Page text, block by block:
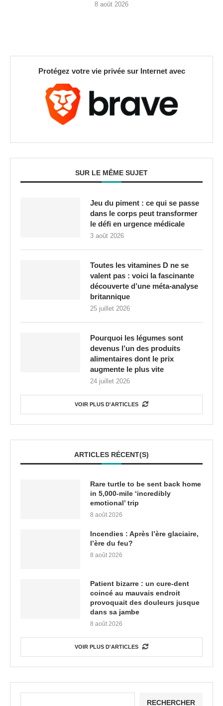
8 août 2026
Protégez votre vie privée sur Internet avec
SUR LE MÊME SUJET
Jeu du piment : ce qui se passe
dans le corps peut transformer
le défi en urgence médicale
3 août 2026
Toutes les vitamines D ne se
valent pas : voici la fascinante
découverte d’une méta-analyse
britannique
25 juillet 2026
Pourquoi les légumes sont
devenus l’un des produits
alimentaires dont le prix
augmente le plus vite
24 juillet 2026
VOIR PLUS D'ARTICLES
ARTICLES RÉCENT(S)
Rare turtle to be sent back home
in 5,000-mile ‘incredibly
emotional’ trip
8 août 2026
Incendies : Après l’ère glaciaire,
l’ère du feu?
8 août 2026
Patient bizarre : un cure-dent
coincé au mauvais endroit
provoquait des douleurs jusque
dans sa jambe
8 août 2026
VOIR PLUS D'ARTICLES
RECHERCHER